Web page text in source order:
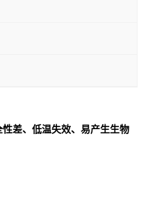
差、低温失效、易产生生物